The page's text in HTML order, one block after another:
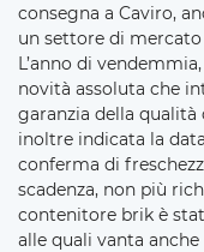
consegna a Caviro,
un settore di
L’anno di
novità assoluta che
garanzia della qualità
inoltre indicata la
conferma di
scadenza, non più
contenitore brik è
alle quali vanta